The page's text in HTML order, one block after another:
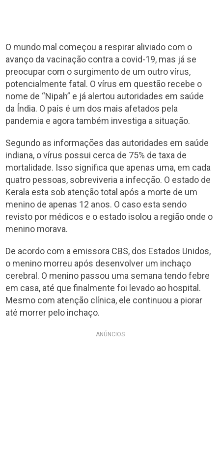
O mundo mal começou a respirar aliviado com o
avanço da vacinação contra a covid-19, mas já se
preocupar com o surgimento de um outro vírus,
potencialmente fatal. O vírus em questão recebe o
nome de “Nipah” e já alertou autoridades em saúde
da Índia. O país é um dos mais afetados pela
pandemia e agora também investiga a situação.
Segundo as informações das autoridades em saúde
indiana, o vírus possui cerca de 75% de taxa de
mortalidade. Isso significa que apenas uma, em cada
quatro pessoas, sobreviveria a infecção. O estado de
Kerala esta sob atenção total após a morte de um
menino de apenas 12 anos. O caso esta sendo
revisto por médicos e o estado isolou a região onde o
menino morava.
De acordo com a emissora CBS, dos Estados Unidos,
o menino morreu após desenvolver um inchaço
cerebral. O menino passou uma semana tendo febre
em casa, até que finalmente foi levado ao hospital.
Mesmo com atenção clínica, ele continuou a piorar
até morrer pelo inchaço.
ANÚNCIOS